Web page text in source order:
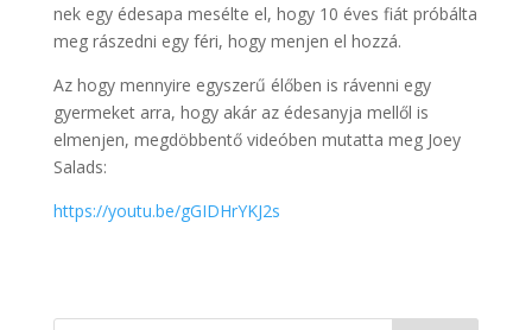
nek egy édesapa mesélte el, hogy 10 éves fiát próbálta
meg rászedni egy féri, hogy menjen el hozzá.
Az hogy mennyire egyszerű élőben is rávenni egy
gyermeket arra, hogy akár az édesanyja mellől is
elmenjen, megdöbbentő videóben mutatta meg Joey
Salads:
https://youtu.be/gGIDHrYKJ2s